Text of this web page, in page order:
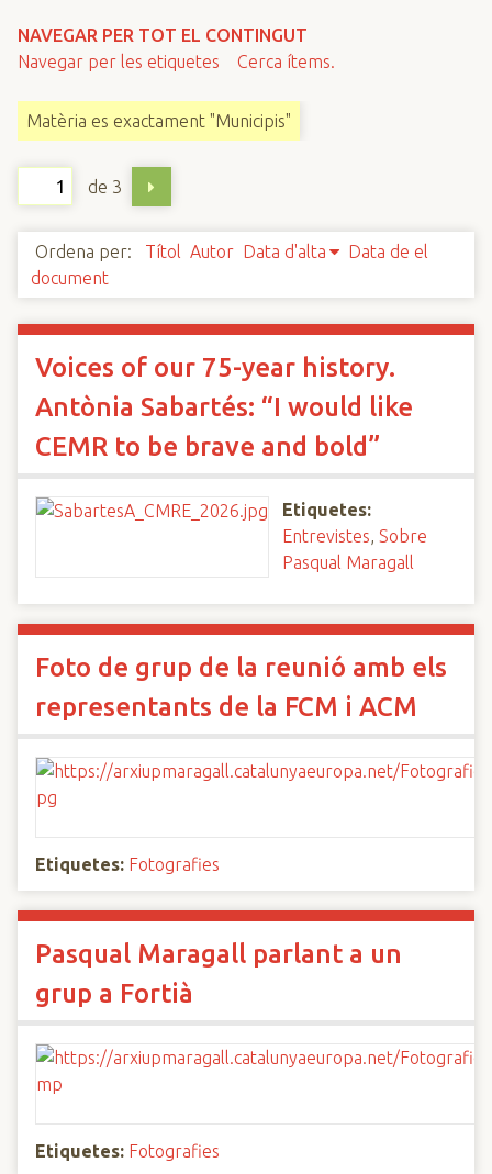
NAVEGAR PER TOT EL CONTINGUT
Navegar per les etiquetes
Cerca ítems.
Matèria es exactament "Municipis"
de 3
Ordena per: Títol Autor Data d'alta
Data de el
document
Voices of our 75-year history.
Antònia Sabartés: “I would like
CEMR to be brave and bold”
Etiquetes:
Entrevistes, Sobre
Pasqual Maragall
Foto de grup de la reunió amb els
representants de la FCM i ACM
Etiquetes: Fotografies
Pasqual Maragall parlant a un
grup a Fortià
Etiquetes: Fotografies